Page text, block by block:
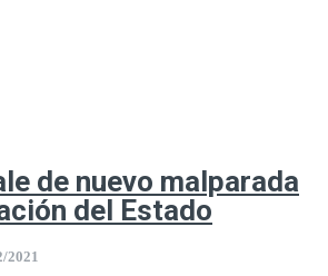
de nuevo malparada
del Estado
2021